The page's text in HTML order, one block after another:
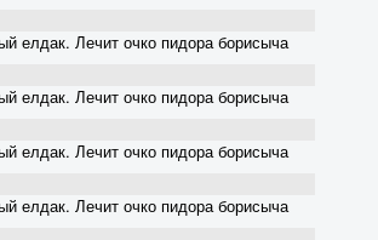
елдак. Лечит очко пидора борисыча
елдак. Лечит очко пидора борисыча
елдак. Лечит очко пидора борисыча
елдак. Лечит очко пидора борисыча